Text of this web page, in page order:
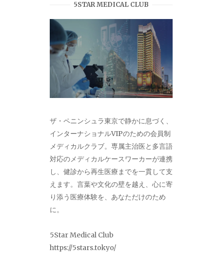
5STAR MEDICAL CLUB
ザ・ペニンシュラ東京で静かに息づく、
インターナショナルVIPのための会員制
メディカルクラブ。専属主治医と多言語
対応のメディカルケースワーカーが連携
し、健診から再生医療までを一貫して支
えます。言葉や文化の壁を越え、心に寄
り添う医療体験を、あなただけのため
に。
5Star Medical Club
https://5stars.tokyo/